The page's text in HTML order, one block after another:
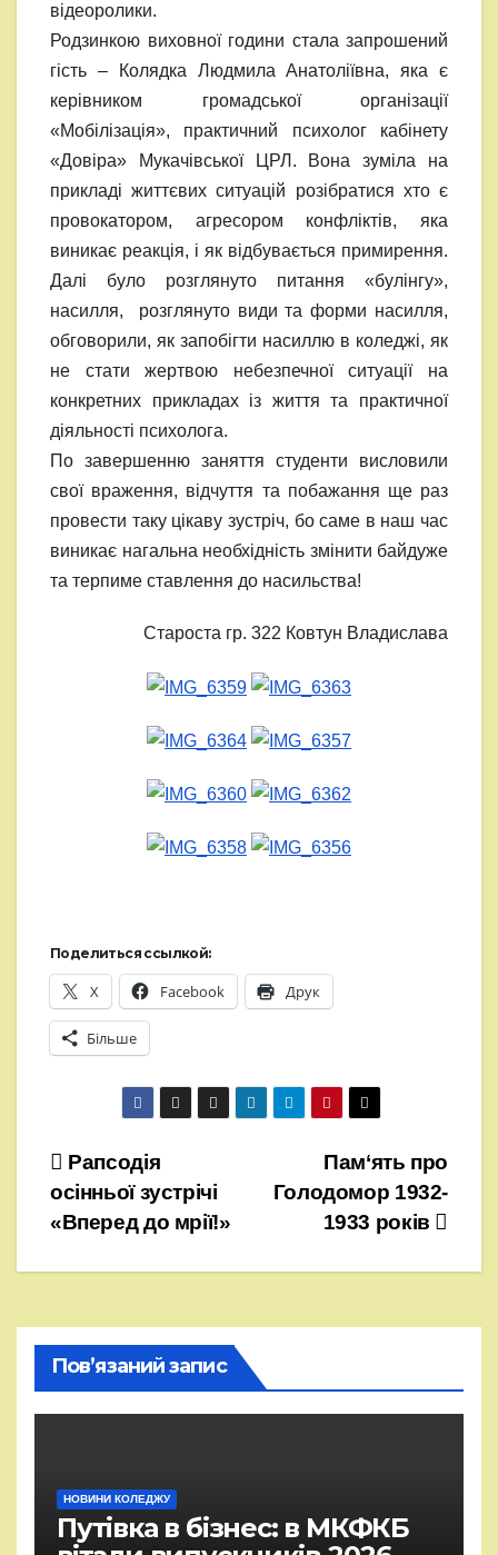
відеоролики.
Родзинкою виховної години стала запрошений
гість – Колядка Людмила Анатоліївна, яка є
керівником громадської організації
«Мобілізація», практичний психолог кабінету
«Довіра» Мукачівської ЦРЛ. Вона зуміла на
прикладі життєвих ситуацій розібратися хто є
провокатором, агресором конфліктів, яка
виникає реакція, і як відбувається примирення.
Далі було розглянуто питання «булінгу»,
насилля, розглянуто види та форми насилля,
обговорили, як запобігти насиллю в коледжі, як
не стати жертвою небезпечної ситуації на
конкретних прикладах із життя та практичної
діяльності психолога.
По завершенню заняття студенти висловили
свої враження, відчуття та побажання ще раз
провести таку цікаву зустріч, бо саме в наш час
виникає нагальна необхідність змінити байдуже
та терпиме ставлення до насильства!
Староста гр. 322 Ковтун Владислава
Поделиться ссылкой:
X Facebook Друк
Більше
Навігація
записів
Пам‘ять про
Голодомор 1932-
1933 років
Рапсодія
осінньої зустрічі
«Вперед до мрії!»
Пов’язаний запис
НОВИНИ КОЛЕДЖУ
Путівка в бізнес: в МКФКБ